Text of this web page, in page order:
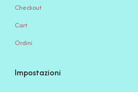
Checkout
Cart
Ordini
Impostazioni